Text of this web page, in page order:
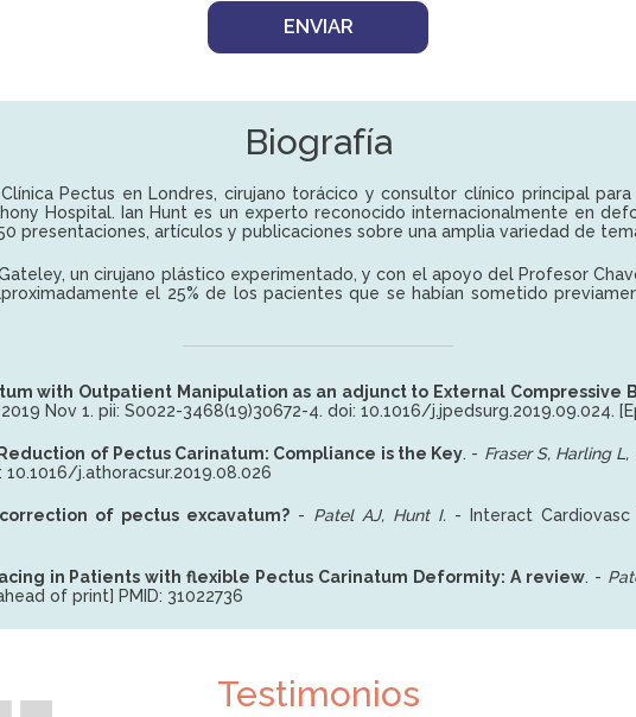
Biografía
Pectus en Londres, cirujano torácico y consultor clínico principal
Hospital. Ian Hunt es un experto reconocido internacionalmente en
presentaciones, artículos y publicaciones sobre una amplia variedad de
un cirujano plástico experimentado, y con el apoyo del Profesor
el 25% de los pacientes que se habían sometido
with Outpatient Manipulation as an adjunct to External Compressive
Nov 1. pii: S0022-3468(19)30672-4. doi: 10.1016/j.jpedsurg.2019.09.024.
of Pectus Carinatum: Compliance is the Key. - Fraser S, Harling
10.1016/j.athoracsur.2019.08.026
of pectus excavatum?- Patel AJ, Hunt I. -
Interact
in Patients with flexible Pectus Carinatum Deformity: A review. -
of print] PMID: 31022736
Testimonios